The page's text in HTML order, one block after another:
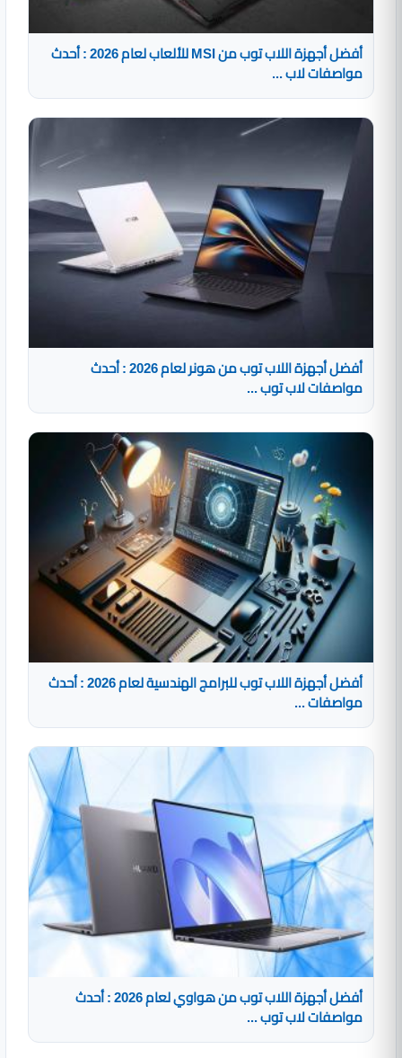
أفضل أجهزة اللاب توب من MSI للألعاب لعام 2026 : أحدث
مواصفات لاب ...
أفضل أجهزة اللاب توب من هونر لعام 2026 : أحدث
مواصفات لاب توب ...
أفضل أجهزة اللاب توب للبرامج الهندسية لعام 2026 : أحدث
مواصفات ...
أفضل أجهزة اللاب توب من هواوي لعام 2026 : أحدث
مواصفات لاب توب ...